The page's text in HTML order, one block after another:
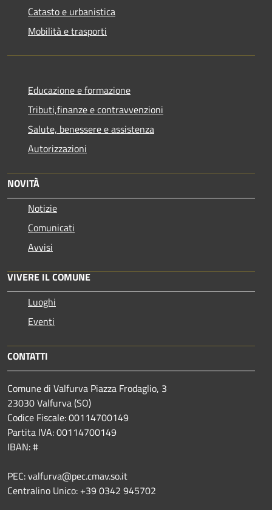
Catasto e urbanistica
Mobilità e trasporti
Educazione e formazione
Tributi,finanze e contravvenzioni
Salute, benessere e assistenza
Autorizzazioni
NOVITÀ
Notizie
Comunicati
Avvisi
VIVERE IL COMUNE
Luoghi
Eventi
CONTATTI
Comune di Valfurva Piazza Frodaglio, 3
23030 Valfurva (SO)
Codice Fiscale: 00114700149
Partita IVA: 00114700149
IBAN: #
PEC: valfurva@pec.cmav.so.it
Centralino Unico: +39 0342 945702